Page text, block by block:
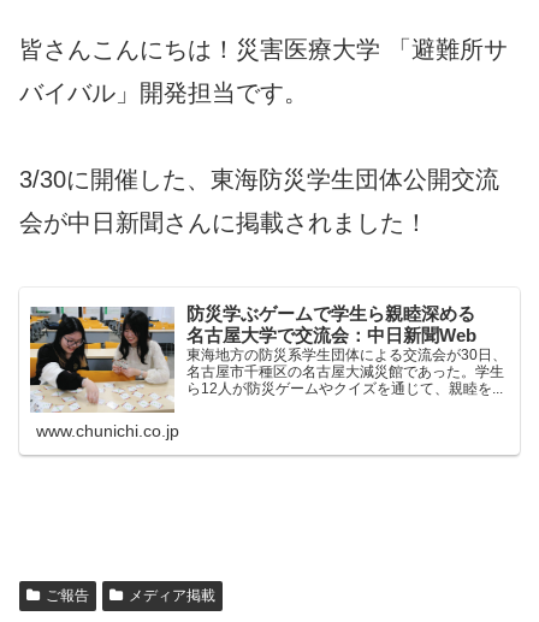
皆さんこんにちは！災害医療大学 「避難所サ
バイバル」開発担当です。
3/30に開催した、東海防災学生団体公開交流
会が中日新聞さんに掲載されました！
防災学ぶゲームで学生ら親睦深める
名古屋大学で交流会：中日新聞Web
東海地方の防災系学生団体による交流会が30日、
名古屋市千種区の名古屋大減災館であった。学生
ら12人が防災ゲームやクイズを通じて、親睦を...
www.chunichi.co.jp
ご報告 メディア掲載